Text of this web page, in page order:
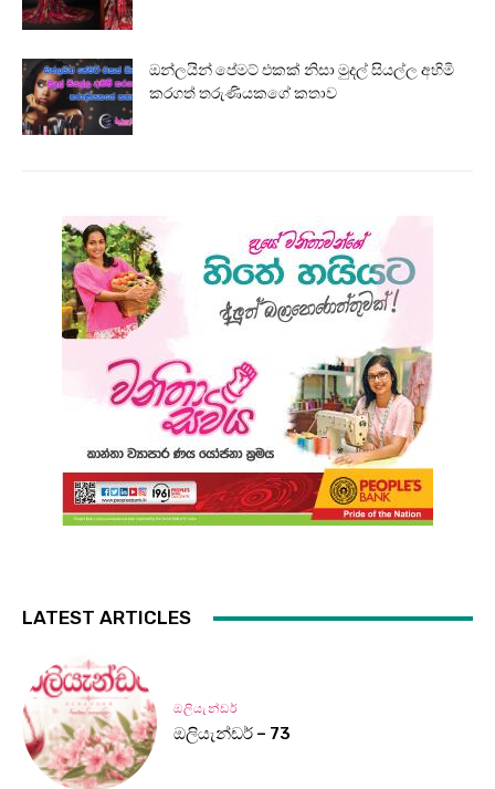
ඔන්ලයින් පේමට් එකක් නිසා මුදල් සියල්ල අහිමි
කරගත් තරුණියකගේ කතාව
LATEST ARTICLES
ඔලියැන්ඩර්
ඔලියැන්ඩර් – 73